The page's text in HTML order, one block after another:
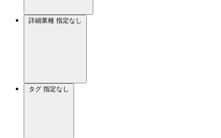
詳細業種 指定なし
タグ 指定なし